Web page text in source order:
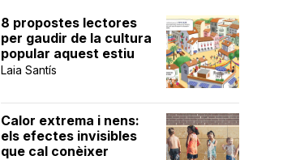
8 propostes lectores
per gaudir de la cultura
popular aquest estiu
Laia Santís
Calor extrema i nens:
els efectes invisibles
que cal conèixer